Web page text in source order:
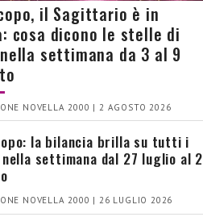
il Sagittario è in
cosa dicono le stelle di
settimana da 3 al 9
NOVELLA 2000 | 2 AGOSTO 2026
la bilancia brilla su tutti i
settimana dal 27 luglio al 2
NOVELLA 2000 | 26 LUGLIO 2026